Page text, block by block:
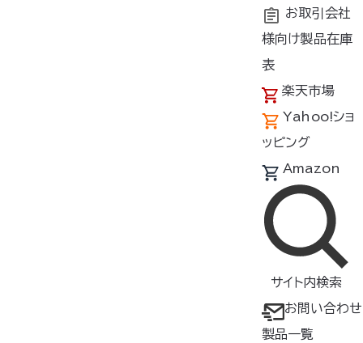
お取引会社
様向け製品在庫
表
楽天市場
Yahoo!ショ
ッピング
Amazon
サイト内検索
お問い合わせ
製品一覧